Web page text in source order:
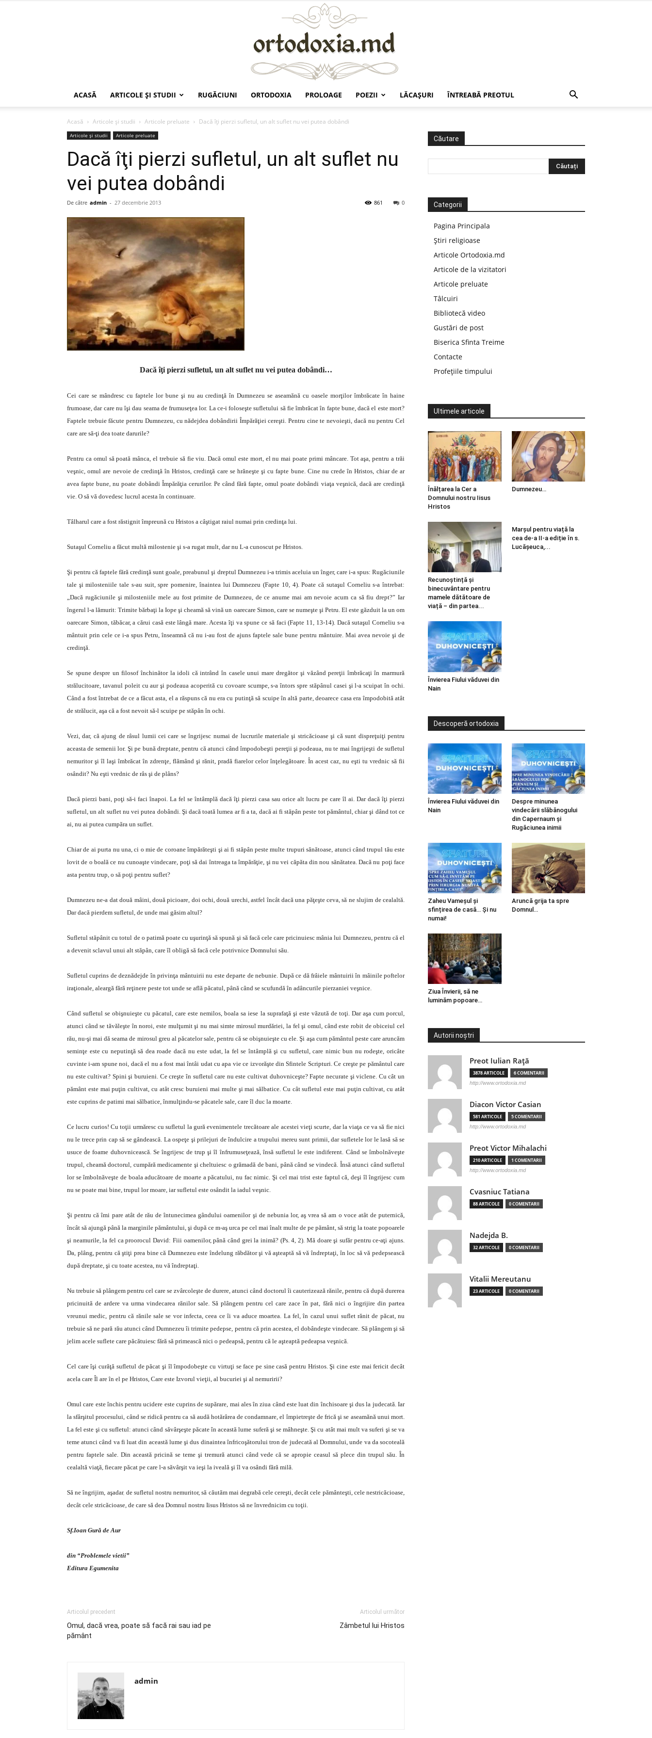
ACASĂ ARTICOLE ŞI STUDII RUGĂCIUNI ORTODOXIA PROLOAGE POEZII LĂCAŞURI ÎNTREABĂ PREOTUL
Acasă Articole şi studii Articole preluate Dacă îţi pierzi sufletul, un alt suflet nu vei putea dobândi
Articole şi studii Articole preluate
Dacă îţi pierzi sufletul, un alt suflet nu
vei putea dobândi
De către admin - 27 decembrie 2013 0
861
Dacă îţi pierzi sufletul, un alt suflet nu vei putea dobândi…
Cei care se mândresc cu faptele lor bune şi nu au credinţă în Dumnezeu se aseamănă cu oasele morţilor îmbrăcate în haine
frumoase, dar care nu îşi dau seama de frumuseţea lor. La ce-i foloseşte sufletului să fie îmbrăcat în fapte bune, dacă el este mort?
Faptele trebuie făcute pentru Dumnezeu, cu nădejdea dobândirii Împărăţiei cereşti. Pentru cine te nevoieşti, dacă nu pentru Cel
care are să-ţi dea toate darurile?
Pentru ca omul să poată mânca, el trebuie să fie viu. Dacă omul este mort, el nu mai poate primi mâncare. Tot aşa, pentru a trăi
veşnic, omul are nevoie de credinţă în Hristos, credinţă care se hrăneşte şi cu fapte bune. Cine nu crede în Hristos, chiar de ar
avea fapte bune, nu poate dobândi Împărăţia cerurilor. Pe când fără fapte, omul poate dobândi viaţa veşnică, dacă are credinţă
vie. O să vă dovedesc lucrul acesta în continuare.
Tâlharul care a fost răstignit împreună cu Hristos a câştigat raiul numai prin credinţa lui.
Sutaşul Corneliu a făcut multă milostenie şi s-a rugat mult, dar nu L-a cunoscut pe Hristos.
Şi pentru că faptele fără credinţă sunt goale, preabunul şi dreptul Dumnezeu i-a trimis aceluia un înger, care i-a spus: Rugăciunile
tale şi milosteniile tale s-au suit, spre pomenire, înaintea lui Dumnezeu (Fapte 10, 4). Poate că sutaşul Corneliu s-a întrebat:
„Dacă rugăciunile şi milosteniile mele au fost primite de Dumnezeu, de ce anume mai am nevoie acum ca să fiu drept?” Iar
îngerul l-a lămurit: Trimite bărbaţi la Iope şi cheamă să vină un oarecare Simon, care se numeşte şi Petru. El este găzduit la un om
oarecare Simon, tăbăcar, a cărui casă este lângă mare. Acesta îţi va spune ce să faci (Fapte 11, 13-14). Dacă sutaşul Corneliu s-a
mântuit prin cele ce i-a spus Petru, înseamnă că nu i-au fost de ajuns faptele sale bune pentru mântuire. Mai avea nevoie şi de
credinţă.
Se spune despre un filosof închinător la idoli că intrând în casele unui mare dregător şi văzând pereţii îmbrăcaţi în marmură
strălucitoare, tavanul poleit cu aur şi podeaua acoperită cu covoare scumpe, s-a întors spre stăpânul casei şi l-a scuipat în ochi.
Când a fost întrebat de ce a făcut asta, el a răspuns că nu era cu putinţă să scuipe în altă parte, deoarece casa era împodobită atât
de strălucit, aşa că a fost nevoit să-l scuipe pe stăpân în ochi.
Vezi, dar, că ajung de râsul lumii cei care se îngrijesc numai de lucrurile materiale şi stricăcioase şi că sunt dispreţuiţi pentru
aceasta de semenii lor. Şi pe bună dreptate, pentru că atunci când împodobeşti pereţii şi podeaua, nu te mai îngrijeşti de sufletul
nemuritor şi îl laşi îmbrăcat în zdrenţe, flămând şi rănit, pradă fiarelor celor înţelegătoare. În acest caz, nu eşti tu vrednic să fii
osândit? Nu eşti vrednic de râs şi de plâns?
Dacă pierzi bani, poţi să-i faci înapoi. La fel se întâmplă dacă îţi pierzi casa sau orice alt lucru pe care îl ai. Dar dacă îţi pierzi
sufletul, un alt suflet nu vei putea dobândi. Şi dacă toată lumea ar fi a ta, dacă ai fi stăpân peste tot pământul, chiar şi dând tot ce
ai, nu ai putea cumpăra un suflet.
Chiar de ai purta nu una, ci o mie de coroane împărăteşti şi ai fi stăpân peste multe trupuri sănătoase, atunci când trupul tău este
lovit de o boală ce nu cunoaşte vindecare, poţi să dai întreaga ta împărăţie, şi nu vei căpăta din nou sănătatea. Dacă nu poţi face
asta pentru trup, o să poţi pentru suflet?
Dumnezeu ne-a dat două mâini, două picioare, doi ochi, două urechi, astfel încât dacă una păţeşte ceva, să ne slujim de cealaltă.
Dar dacă pierdem sufletul, de unde mai găsim altul?
Sufletul stăpânit cu totul de o patimă poate cu uşurinţă să spună şi să facă cele care pricinuiesc mânia lui Dumnezeu, pentru că el
a devenit sclavul unui alt stăpân, care îl obligă să facă cele potrivnice Domnului său.
Sufletul cuprins de deznădejde în privinţa mântuirii nu este departe de nebunie. După ce dă frâiele mântuirii în mâinile poftelor
iraţionale, aleargă fără reţinere peste tot unde se află păcatul, până când se scufundă în adâncurile pierzaniei veşnice.
Când sufletul se obişnuieşte cu păcatul, care este nemilos, boala sa iese la suprafaţă şi este văzută de toţi. Dar aşa cum porcul,
atunci când se tăvăleşte în noroi, este mulţumit şi nu mai simte mirosul murdăriei, la fel şi omul, când este robit de obiceiul cel
rău, nu-şi mai dă seama de mirosul greu al păcatelor sale, pentru că se obişnuieşte cu ele. Şi aşa cum pământul peste care aruncăm
seminţe este cu neputinţă să dea roade dacă nu este udat, la fel se întâmplă şi cu sufletul, care nimic bun nu rodeşte, oricâte
cuvinte i-am spune noi, dacă el nu a fost mai întâi udat cu apa vie ce izvorăşte din Sfintele Scripturi. Ce creşte pe pământul care
nu este cultivat? Spini şi buruieni. Ce creşte în sufletul care nu este cultivat duhovniceşte? Fapte necurate şi viclene. Cu cât un
pământ este mai puţin cultivat, cu atât cresc buruieni mai multe şi mai sălbatice. Cu cât sufletul este mai puţin cultivat, cu atât
este cuprins de patimi mai sălbatice, înmulţindu-se păcatele sale, care îl duc la moarte.
Ce lucru curios! Cu toţii urmăresc cu sufletul la gură evenimentele trecătoare ale acestei vieţi scurte, dar la viaţa ce va să fie nici
nu le trece prin cap să se gândească. La ospeţe şi prilejuri de îndulcire a trupului mereu sunt primii, dar sufletele lor le lasă să se
usuce de foame duhovnicească. Se îngrijesc de trup şi îl înfrumuseţează, însă sufletul le este indiferent. Când se îmbolnăveşte
trupul, cheamă doctorul, cumpără medicamente şi cheltuiesc o grămadă de bani, până când se vindecă. Însă atunci când sufletul
lor se îmbolnăveşte de boala aducătoare de moarte a păcatului, nu fac nimic. Şi cel mai trist este faptul că, deşi îl îngrijesc cum
nu se poate mai bine, trupul lor moare, iar sufletul este osândit la iadul veşnic.
Şi pentru că îmi pare atât de rău de întunecimea gândului oamenilor şi de nebunia lor, aş vrea să am o voce atât de puternică,
încât să ajungă până la marginile pământului, şi după ce m-aş urca pe cel mai înalt multe de pe pământ, să strig la toate popoarele
şi neamurile, la fel ca proorocul David: Fiii oamenilor, până când grei la inimă? (Ps. 4, 2). Mă doare şi sufăr pentru ce-aţi ajuns.
Da, plâng, pentru că ştiţi prea bine că Dumnezeu este îndelung răbdător şi vă aşteaptă să vă îndreptaţi, în loc să vă pedepsească
după dreptate, şi cu toate acestea, nu vă îndreptaţi.
Nu trebuie să plângem pentru cel care se zvârcoleşte de durere, atunci când doctorul îi cauterizează rănile, pentru că după durerea
pricinuită de ardere va urma vindecarea rănilor sale. Să plângem pentru cel care zace în pat, fără nici o îngrijire din partea
vreunui medic, pentru că rănile sale se vor infecta, ceea ce îi va aduce moartea. La fel, în cazul unui suflet rănit de păcat, nu
trebuie să ne pară rău atunci când Dumnezeu îi trimite pedepse, pentru că prin acestea, el dobândeşte vindecare. Să plângem şi să
jelim acele suflete care păcătuiesc fără să primească nici o pedeapsă, pentru că le aşteaptă pedeapsa veşnică.
Cel care îşi curăţă sufletul de păcat şi îl împodobeşte cu virtuţi se face pe sine casă pentru Hristos. Şi cine este mai fericit decât
acela care Îl are în el pe Hristos, Care este Izvorul vieţii, al bucuriei şi al nemuririi?
Omul care este închis pentru ucidere este cuprins de supărare, mai ales în ziua când este luat din închisoare şi dus la judecată. Iar
la sfârşitul procesului, când se ridică pentru ca să audă hotărârea de condamnare, el împietreşte de frică şi se aseamănă unui mort.
La fel este şi cu sufletul: atunci când săvârşeşte păcate în această lume suferă şi se mâhneşte. Şi cu atât mai mult va suferi şi se va
teme atunci când va fi luat din această lume şi dus dinaintea înfricoşătorului tron de judecată al Domnului, unde va da socoteală
pentru faptele sale. Din această pricină se teme şi tremură atunci când vede că se apropie ceasul să plece din trupul său. În
cealaltă viaţă, fiecare păcat pe care l-a săvârşit va ieşi la iveală şi îl va osândi fără milă.
Să ne îngrijim, aşadar, de sufletul nostru nemuritor, să căutăm mai degrabă cele cereşti, decât cele pământeşti, cele nestricăcioase,
decât cele stricăcioase, de care să dea Domnul nostru Iisus Hristos să ne învrednicim cu toţii.
Sf.Ioan Gură de Aur
din “Problemele vietii”
Editura Egumenita
Articolul precedent
Omul, dacă vrea, poate să facă rai sau iad pe
pământ
Articolul următor
Zâmbetul lui Hristos
admin
Căutare
Categorii
Pagina Principala
Știri religioase
Articole Ortodoxia.md
Articole de la vizitatori
Articole preluate
Tâlcuiri
Bibliotecă video
Gustări de post
Biserica Sfinta Treime
Contacte
Profețiile timpului
Ultimele articole
Înălțarea la Cer a
Domnului nostru Iisus
Hristos
Dumnezeu…
Recunoștință și
binecuvântare pentru
mamele dătătoare de
viață – din partea...
Marșul pentru viață la
cea de-a II-a ediție în s.
Lucășeuca,...
Învierea Fiului văduvei din
Nain
Descoperă ortodoxia
Învierea Fiului văduvei din
Nain
Despre minunea
vindecării slăbănogului
din Capernaum și
Rugăciunea inimii
Zaheu Vameșul și
sfințirea de casă… Și nu
numai!
Aruncă grija ta spre
Domnul…
Ziua Învierii, să ne
luminăm popoare…
Autorii noștri
Preot Iulian Raţă
3878 ARTICOLE 6 COMENTARII
http://www.ortodoxia.md
Diacon Victor Casian
581 ARTICOLE 5 COMENTARII
http://www.ortodoxia.md
Preot Victor Mihalachi
210 ARTICOLE 1 COMENTARII
http://www.ortodoxia.md
Cvasniuc Tatiana
88 ARTICOLE 0 COMENTARII
Nadejda B.
32 ARTICOLE 0 COMENTARII
Vitalii Mereutanu
23 ARTICOLE 0 COMENTARII